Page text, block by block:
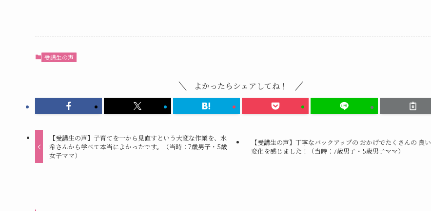
受講生の声
よかったらシェアしてね！
【受講生の声】子育てを一から見直すという大変な作業を、水
希さんから学べて本当によかったです。（当時：7歳男子・5歳
女子ママ）
【受講生の声】丁寧なバックアップの おかげでたくさんの 良い
変化を感じました！（当時：7歳男子・5歳男子ママ）